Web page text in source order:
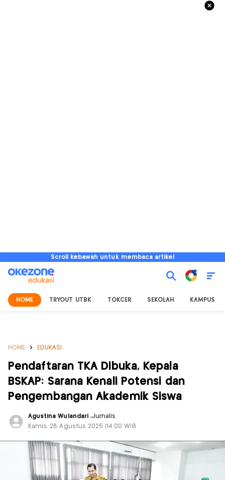
Scroll kebawah untuk membaca artikel
HOME TRYOUT UTBK TOKCER SEKOLAH KAMPUS
HOME EDUKASI
Pendaftaran TKA Dibuka, Kepala
BSKAP: Sarana Kenali Potensi dan
Pengembangan Akademik Siswa
Agustina Wulandari ,Jurnalis
Kamis, 28 Agustus 2025 |14:00 WIB